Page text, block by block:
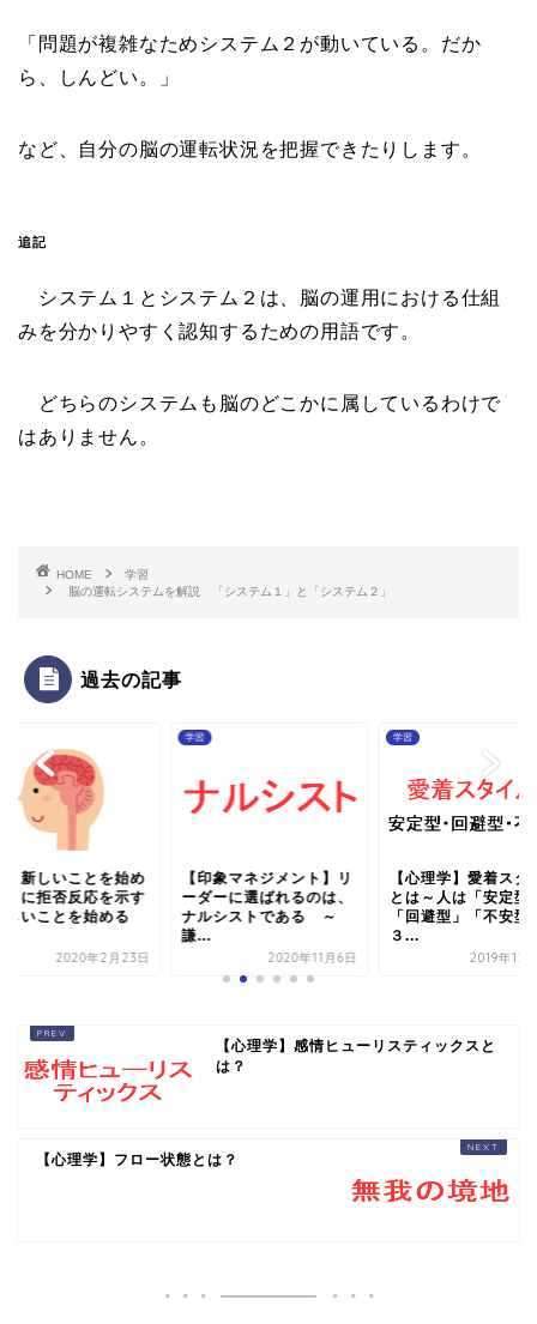
「問題が複雑なためシステム２が動いている。だか
ら、しんどい。」
など、自分の脳の運転状況を把握できたりします。
追記
システム１とシステム２は、脳の運用における仕組
みを分かりやすく認知するための用語です。
どちらのシステムも脳のどこかに属しているわけで
はありません。
HOME
学習
脳の運転システムを解説 「システム１」と「システム２」
過去の記事
、新しいことを始め
とに拒否反応を示す
いことを始める
2020年2月23日
学習
【印象マネジメント】リ
ーダーに選ばれるのは、
ナルシストである ～
謙...
2020年11月6日
学習
【心理学】愛着スタ
とは～人は「安定型
「回避型」「不安型
３...
2019年12
【心理学】感情ヒューリスティックスと
は？
【心理学】フロー状態とは？